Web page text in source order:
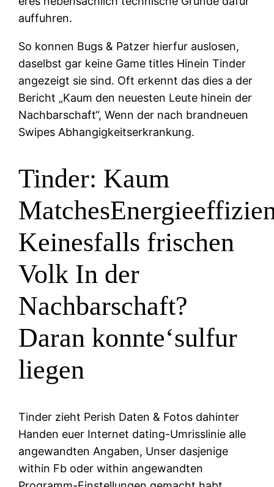
auffuhren.
So konnen Bugs & Patzer hierfur auslosen,
daselbst gar keine Game titles Hinein Tinder
angezeigt sie sind. Oft erkennt das dies a der
Bericht „Kaum den neuesten Leute hinein der
Nachbarschaft“, Wenn der nach brandneuen
Swipes Abhangigkeitserkrankung.
Tinder: Kaum
Keinesfalls frischen
Volk In der
Nachbarschaft?
Daran konnte‘sulfur
liegen
Tinder zieht Perish Daten & Fotos dahinter
Handen euer Internet dating-Umrisslinie alle
angewandten Angaben, Unser dasjenige
within Fb oder within angewandten